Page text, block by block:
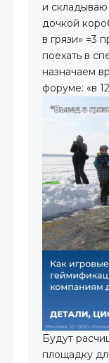
и
дочкой
в грязи» =3
поехать в
назначаем
форуме: «в
Будут
площадку